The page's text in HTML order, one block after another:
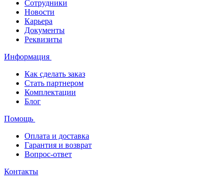
Сотрудники
Новости
Карьера
Документы
Реквизиты
Информация
Как сделать заказ
Стать партнером
Комплектации
Блог
Помощь
Оплата и доставка
Гарантия и возврат
Вопрос-ответ
Контакты